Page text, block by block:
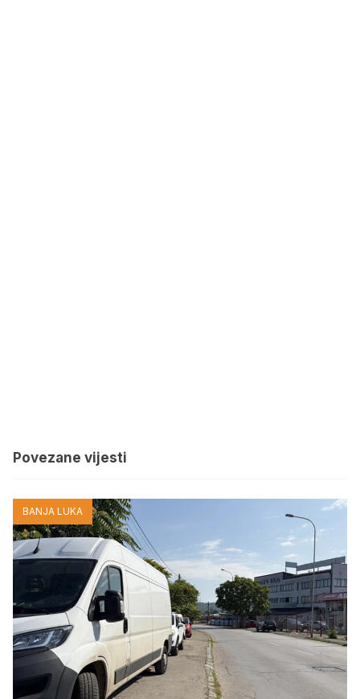
Povezane vijesti
BANJA LUKA